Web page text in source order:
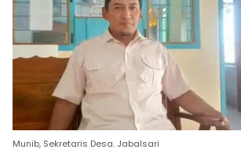
Munib, Sekretaris Desa. Jabalsari